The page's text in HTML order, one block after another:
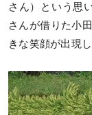
さん）という思
さんが借りた小
きな笑顔が出現し